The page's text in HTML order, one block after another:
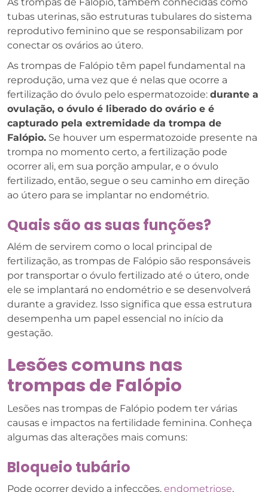
tubas uterinas, são estruturas tubulares do sistema
reprodutivo feminino que se responsabilizam por
conectar os ovários ao útero.
As trompas de Falópio têm papel fundamental na
reprodução, uma vez que é nelas que ocorre a
fertilização do óvulo pelo espermatozoide: durante a
ovulação, o óvulo é liberado do ovário e é
capturado pela extremidade da trompa de
Falópio. Se houver um espermatozoide presente na
trompa no momento certo, a fertilização pode
ocorrer ali, em sua porção ampular, e o óvulo
fertilizado, então, segue o seu caminho em direção
ao útero para se implantar no endométrio.
Quais são as suas funções?
Além de servirem como o local principal de
fertilização, as trompas de Falópio são responsáveis
por transportar o óvulo fertilizado até o útero, onde
ele se implantará no endométrio e se desenvolverá
durante a gravidez. Isso significa que essa estrutura
desempenha um papel essencial no início da
gestação.
Lesões comuns nas
trompas de Falópio
Lesões nas trompas de Falópio podem ter várias
causas e impactos na fertilidade feminina. Conheça
algumas das alterações mais comuns:
Bloqueio tubário
Pode ocorrer devido a infecções, endometriose,